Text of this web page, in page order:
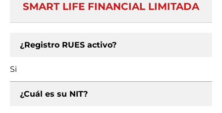
SMART LIFE FINANCIAL LIMITADA
¿Registro RUES activo?
Si
¿Cuál es su NIT?